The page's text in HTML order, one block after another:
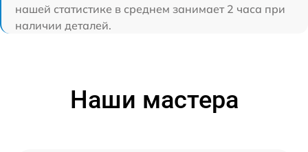
нашей статистике в среднем занимает 2 часа при
наличии деталей.
Наши мастера